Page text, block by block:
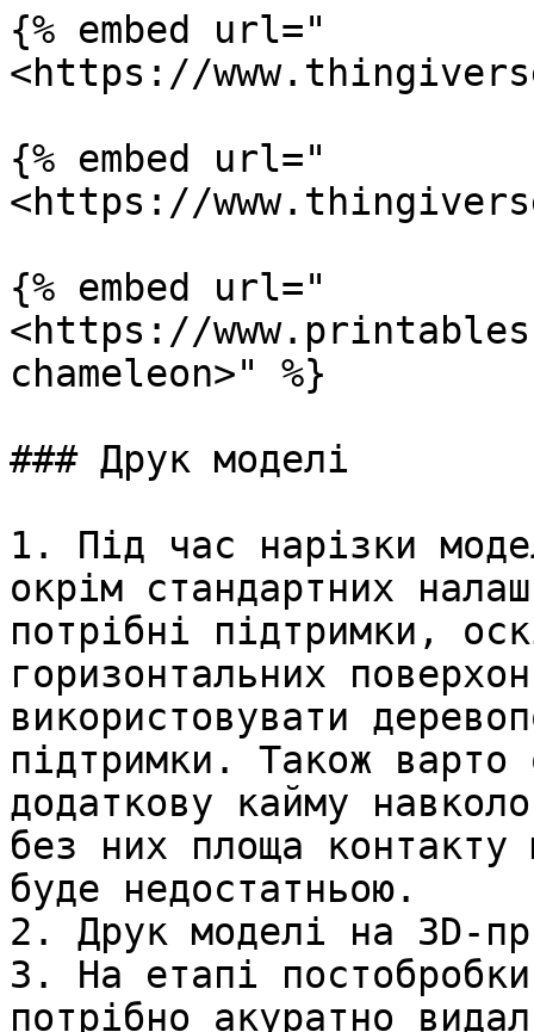
{% embed url="
<https://
{% embed url="
<https://
{% embed url="
<https://
chameleon>" %}
### Друк моделі
1. Під час нарізки
окрім стандартних
потрібні підтримки,
горизонтальних
використовувати
підтримки. Також варто
додаткову кайму
без них площа контакту
буде недостатньою.
2. Друк моделі на 3D-
3. На етапі
потрібно акуратно